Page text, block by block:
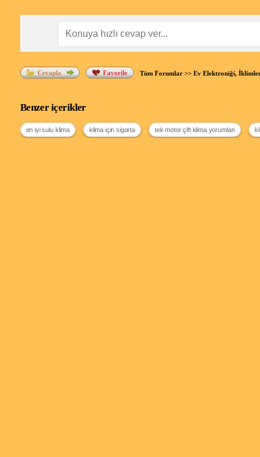
Cevapla Favorile Tüm Forumlar>> Ev Elektroniği,
Benzer içerikler
en iyi sulu klima klima için sigorta tek motor çift klima yorumları